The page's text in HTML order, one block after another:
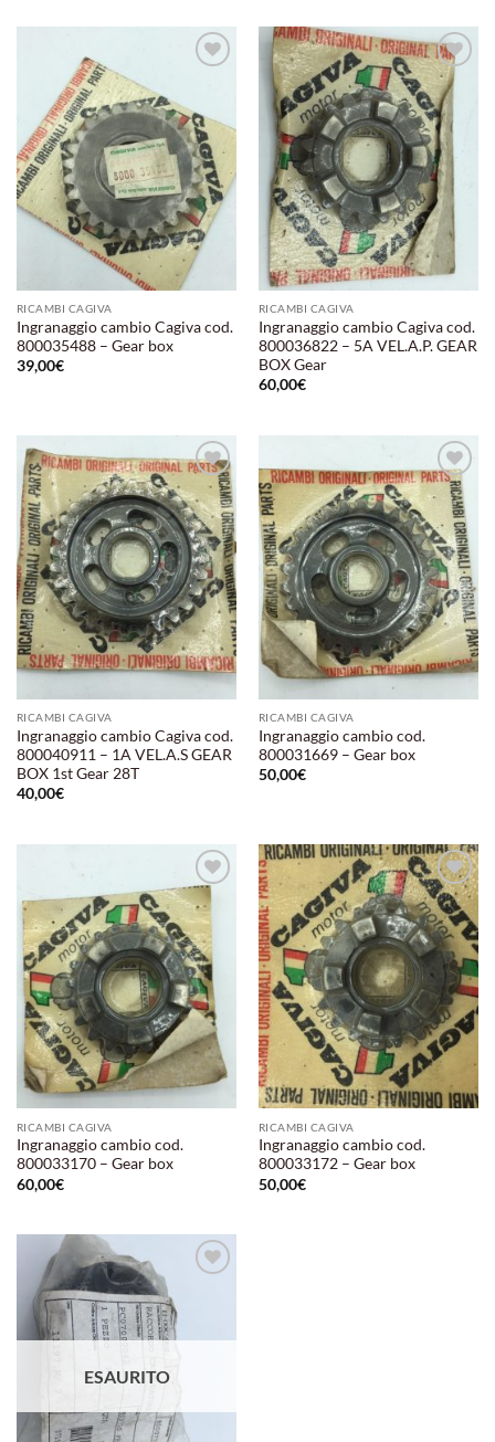
80,00€.60,00€.
dei
desideri
RICAMBI CAGIVA
Ingranaggio cambio Cagiva cod.
800035488 – Gear box
39,00€
Aggiungi
alla lista
dei
desideri
RICAMBI CAGIVA
Ingranaggio cambio Cagiva cod.
800036822 – 5A VEL.A.P. GEAR
BOX Gear
60,00€
Aggiungi
alla lista
dei
desideri
RICAMBI CAGIVA
Ingranaggio cambio Cagiva cod.
800040911 – 1A VEL.A.S GEAR
BOX 1st Gear 28T
40,00€
Aggiungi
alla lista
dei
desideri
RICAMBI CAGIVA
Ingranaggio cambio cod.
800031669 – Gear box
50,00€
Aggiungi
alla lista
desideri
RICAMBI CAGIVA
Ingranaggio cambio cod.
800033170 – Gear box
60,00€
Aggiungi
alla lista
dei
desideri
RICAMBI CAGIVA
Ingranaggio cambio cod.
800033172 – Gear box
50,00€
ESAURITO